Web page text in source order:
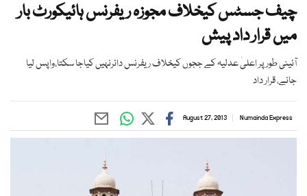
چیف جسٹس کیخلاف مجوزہ ریفرنس ہائیکورٹ بار
میں قرار داد پیش
آئینی طور پر اعلیٰ عدلیہ کے ججوں کیخلاف ریفرنس دائرنہیں کیاجا سکتا،واپس لیا
جائے، قرار داد
Numainda Express
August 27, 2013